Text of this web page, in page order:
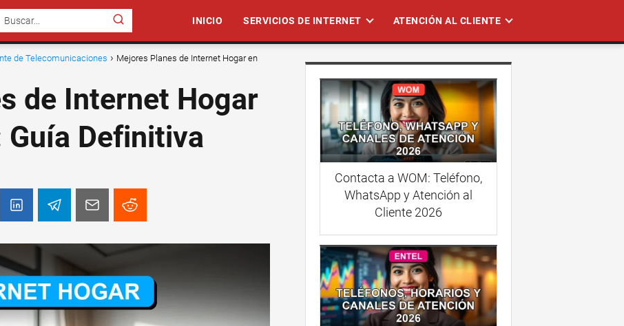
INICIO SERVICIOS DE INTERNET ATENCIÓN AL CLIENTE
de Telecomunicaciones
Mejores Planes de Internet Hogar en
de Internet Hogar
Definitiva
Contacta a WOM: Teléfono,
WhatsApp y Atención al
Cliente 2026